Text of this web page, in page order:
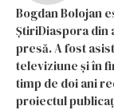
Bogdan Bolojan
ȘtiriDiaspora din
presă. A fost
televiziune și în
timp de doi ani
proiectul